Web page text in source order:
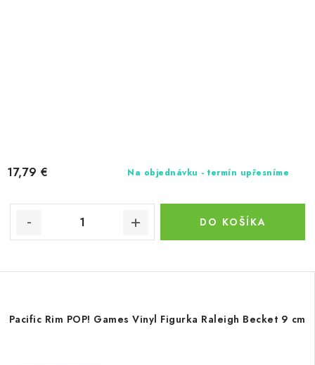
Na objednávku - termín upřesníme
17,79 €
DO KOŠÍKA
Pacific Rim POP! Games Vinyl Figurka Raleigh Becket 9 cm